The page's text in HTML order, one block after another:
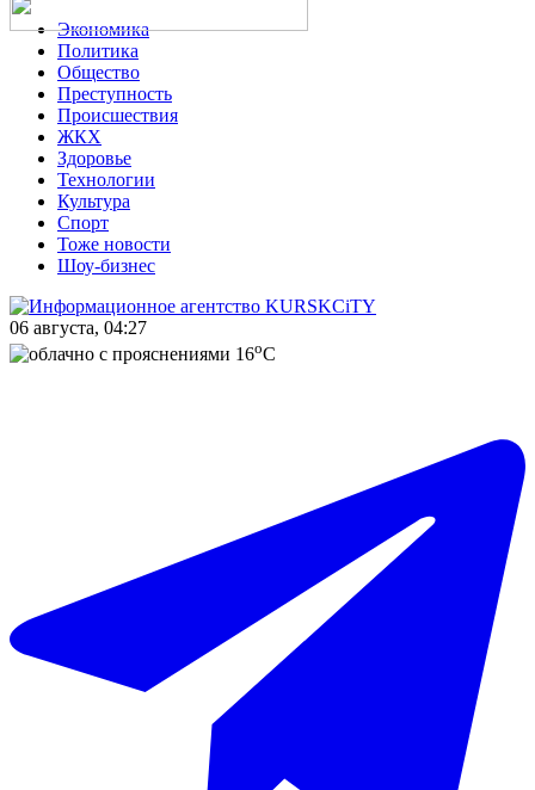
Экономика
Политика
Общество
Преступность
Происшествия
ЖКХ
Здоровье
Технологии
Культура
Спорт
Тоже новости
Шоу-бизнес
06 августа, 04:27
16oC